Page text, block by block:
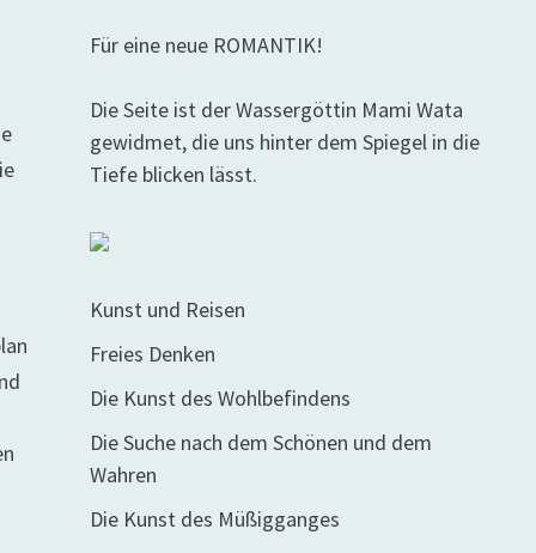
Für eine neue ROMANTIK!
Die Seite ist der Wassergöttin Mami Wata
gewidmet, die uns hinter dem Spiegel in die
Tiefe blicken lässt.
Kunst und Reisen
Freies Denken
Die Kunst des Wohlbefindens
Die Suche nach dem Schönen und dem
Wahren
Die Kunst des Müßigganges